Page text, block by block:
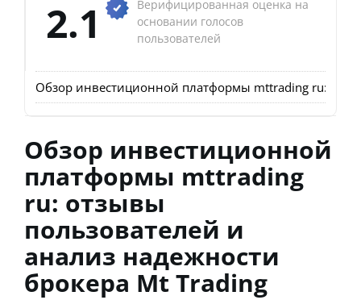
2.1
Верифицированная оценка на
основании голосов
пользователей
Обзор инвестиционной платформы mttrading ru:
Обзор инвестиционной
платформы mttrading
ru: отзывы
пользователей и
анализ надежности
брокера Mt Trading